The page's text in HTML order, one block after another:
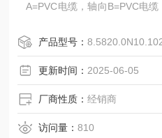
A=PVC电缆，轴向B=PVC电缆
D=Conin，径向，顺时针
向
G=Conin,轴向,逆时针H=Conin,
R=RS422+报警连接:
A=PVC电缆，轴向B=PVC电缆
针
D=C
产品型号：
更新时间： 2025-06-05
厂商性质：经销商
访问量：810